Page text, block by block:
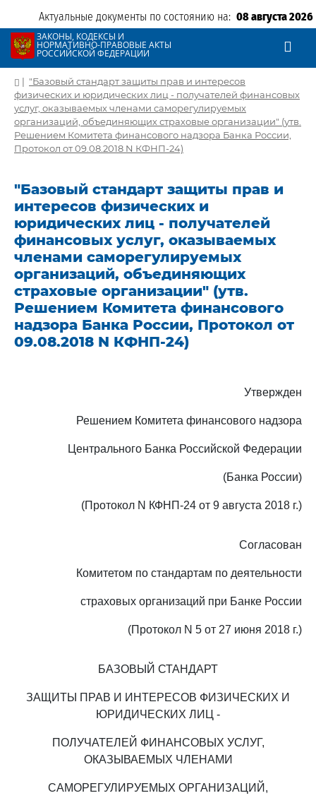
Актуальные документы по состоянию на: 08 августа 2026
ЗАКОНЫ, КОДЕКСЫ И
НОРМАТИВНО-ПРАВОВЫЕ АКТЫ
РОССИЙСКОЙ ФЕДЕРАЦИИ
| "Базовый стандарт защиты прав и интересов
физических и юридических лиц - получателей финансовых
услуг, оказываемых членами саморегулируемых
организаций, объединяющих страховые организации" (утв.
Решением Комитета финансового надзора Банка России,
Протокол от 09.08.2018 N КФНП-24)
"Базовый стандарт защиты прав и
интересов физических и
юридических лиц - получателей
финансовых услуг, оказываемых
членами саморегулируемых
организаций, объединяющих
страховые организации" (утв.
Решением Комитета финансового
надзора Банка России, Протокол от
09.08.2018 N КФНП-24)
Утвержден
Решением Комитета финансового надзора
Центрального Банка Российской Федерации
(Банка России)
(Протокол N КФНП-24 от 9 августа 2018 г.)
Согласован
Комитетом по стандартам по деятельности
страховых организаций при Банке России
(Протокол N 5 от 27 июня 2018 г.)
БАЗОВЫЙ СТАНДАРТ
ЗАЩИТЫ ПРАВ И ИНТЕРЕСОВ ФИЗИЧЕСКИХ И
ЮРИДИЧЕСКИХ ЛИЦ -
ПОЛУЧАТЕЛЕЙ ФИНАНСОВЫХ УСЛУГ,
ОКАЗЫВАЕМЫХ ЧЛЕНАМИ
САМОРЕГУЛИРУЕМЫХ ОРГАНИЗАЦИЙ,